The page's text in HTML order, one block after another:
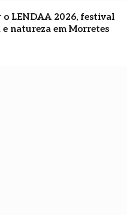
LENDAA 2026, festival
natureza em Morretes